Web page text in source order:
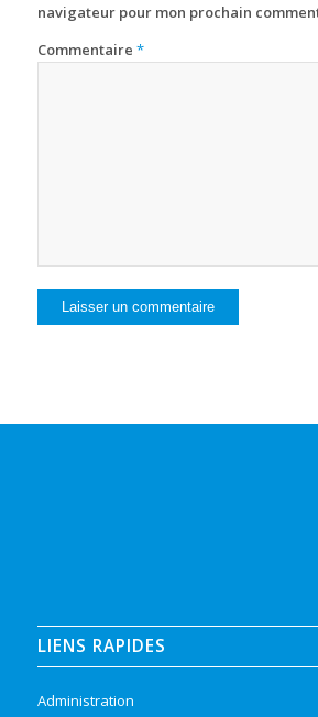
navigateur pour mon prochain
Commentaire *
LIENS RAPIDES
Administration